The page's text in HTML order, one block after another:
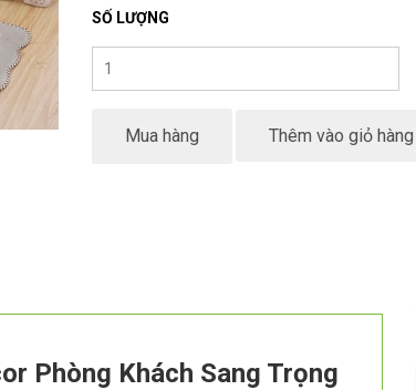
SỐ LƯỢNG
Mua hàng Thêm vào giỏ hàng
Phòng Khách Sang Trọng